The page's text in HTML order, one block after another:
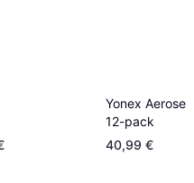
Yonex
12-pack
40,99 €